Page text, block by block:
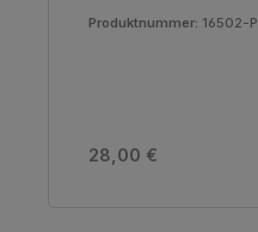
Produktnummer: 16502-P
Regulärer Preis:
28,00 €